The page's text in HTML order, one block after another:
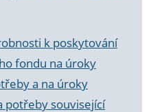
k poskytování
fondu na úroky
a na úroky
potřeby související